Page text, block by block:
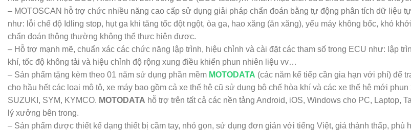
– MOTOSCAN hỗ trợ chức nhiều năng cao cấp sử dụng giải pháp chẩn đoán bằng tự động phân tích dữ liệu
như: lỗi chế độ Idling stop, hụt ga khi tăng tốc đột ngột, òa ga, hao xăng (ăn xăng), yếu máy không bốc, khó
chẩn đoán thông thường không thể thực hiện được.
– Hỗ trợ mạnh mẽ, chuẩn xác các chức năng lập trình, hiệu chỉnh và cài đặt các tham số trong ECU như: lập
khí, tốc độ không tải và hiệu chỉnh độ rộng xung điều khiển phun nhiên liệu vv…
– Sản phẩm tặng kèm theo 01 năm sử dụng phần mềm MOTODATA (các năm kế tiếp cần gia hạn với phí) để
cho hầu hết các loại mô tô, xe máy bao gồm cả xe thế hệ cũ sử dụng bộ chế hòa khí và các xe thế hệ mới
SUZUKI, SYM, KYMCO. MOTODATA hỗ trợ trên tất cả các nền tảng Android, iOS, Windows cho PC, Laptop,
lý xưởng bên trong.
– Sản phẩm được thiết kế dạng thiết bị cầm tay, nhỏ gọn, sử dụng đơn giản với tiếng Việt, giá thành thấp,